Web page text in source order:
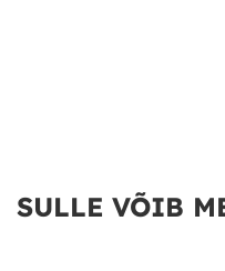
SULLE VÕIB